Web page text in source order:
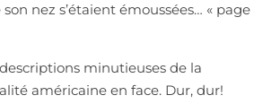
nez s’étaient émoussées… « page
minutieuses de la
américaine en face. Dur, dur!